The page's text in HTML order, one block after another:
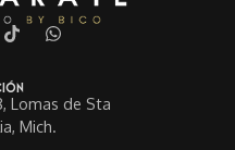
T
t
o
k
W
s
p
Lomas de Sta
Mich.